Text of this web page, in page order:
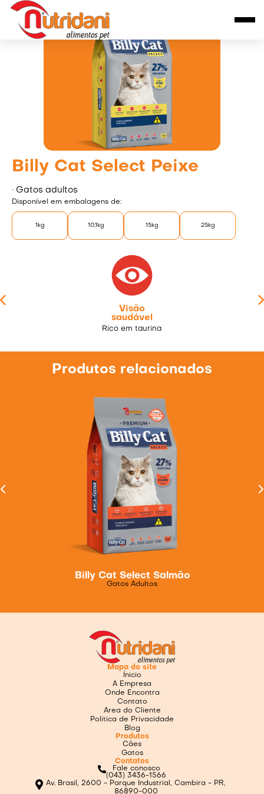
Billy Cat Select Peixe
• gatos adultos
Disponível em embalagens de:
1kg 10,1kg 15kg 25kg
Visão
saudável
Rico em taurina
Produtos relacionados
Billy Cat Select Salmão
Gatos Adultos
Mapa do site
Ínicio
A Empresa
Onde Encontra
Contato
Area do Cliente
Politica de Privacidade
Blog
Produtos
Cães
Gatos
Contatos
Fale conosco
(043) 3436-1566
Av. Brasil, 2600 - Parque Industrial, Cambira - PR,
86890-000